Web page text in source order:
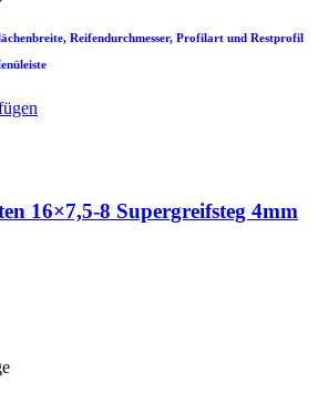
Reifendurchmesser, Profilart und Restprofil
16×7,5-8 Supergreifsteg 4mm